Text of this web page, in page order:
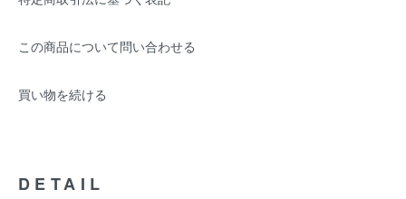
この商品について問い合わせる
買い物を続ける
DETAIL